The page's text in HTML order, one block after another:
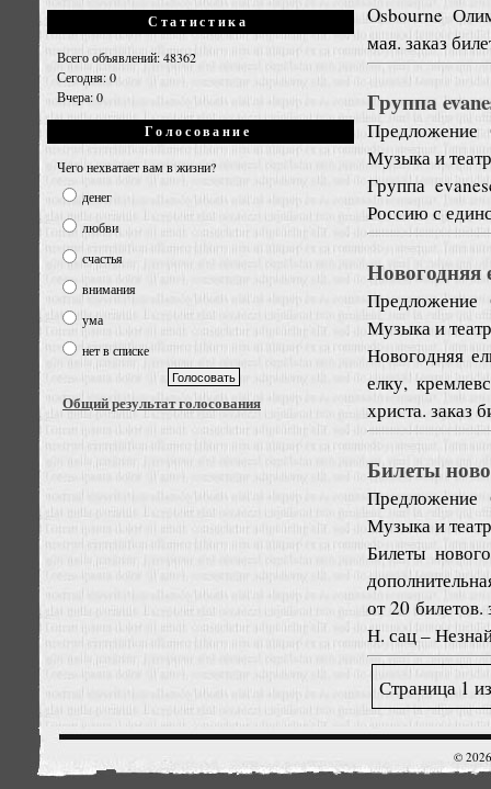
Статистика
Всего объявлений: 48362
Сегодня: 0
Вчера: 0
Голосование
Чего нехватает вам в жизни?
денег
любви
счастья
внимания
ума
нет в списке
Общий результат голосования
Osbourne
мая. заказ
Группа
Предложение
Музыка и
Группа
Россию с
Новогодняя
Предложение
Музыка и
Новогодняя
елку,
христа. заказ
Билеты
Предложение
Музыка и
Билеты
от 20
Н. сац –
Страница 1
©